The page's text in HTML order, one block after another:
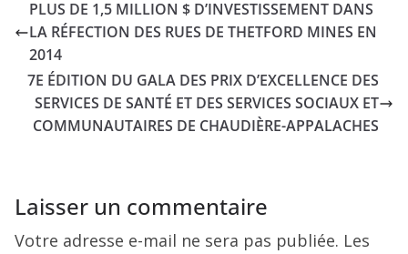
PLUS DE 1,5 MILLION $ D’INVESTISSEMENT DANS
LA RÉFECTION DES RUES DE THETFORD MINES EN
2014
7E ÉDITION DU GALA DES PRIX D’EXCELLENCE DES
SERVICES DE SANTÉ ET DES SERVICES SOCIAUX ET
COMMUNAUTAIRES DE CHAUDIÈRE-APPALACHES
Laisser un commentaire
Votre adresse e-mail ne sera pas publiée. Les